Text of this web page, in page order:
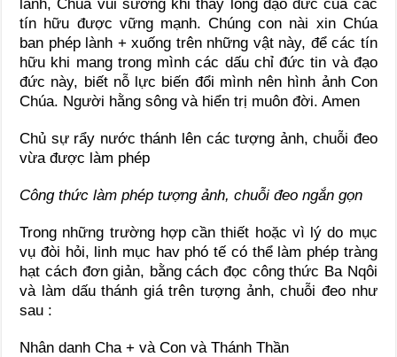
lành, Chúa vui sướng khi thấy lòng đạo đức của các
tín hữu được vững mạnh. Chúng con nài xin Chúa
ban phép lành + xuống trên những vật này, để các tín
hữu khi mang trong mình các dấu chỉ đức tin và đạo
đức này, biết nỗ lực biến đổi mình nên hình ảnh Con
Chúa. Người hằng sông và hiển trị muôn đời. Amen
Chủ sự rẩy nước thánh lên các tượng ảnh, chuỗi đeo
vừa được làm phép
Công thức làm phép tượng ảnh, chuỗi đeo ngắn gọn
Trong những trường hợp cần thiết hoặc vì lý do mục
vụ đòi hỏi, linh mục hav phó tế có thể làm phép tràng
hạt cách đơn giản, bằng cách đọc công thức Ba Nqôi
và làm dấu thánh giá trên tượng ảnh, chuỗi đeo như
sau :
Nhân danh Cha + và Con và Thánh Thần